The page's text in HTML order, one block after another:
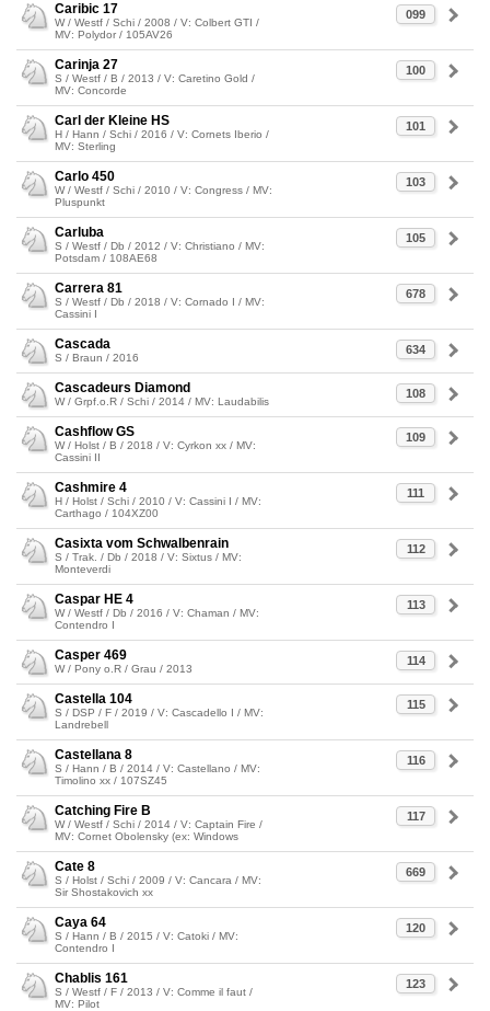
099
Caribic 17
W / Westf / Schi / 2008 / V: Colbert GTI /
MV: Polydor / 105AV26
100
Carinja 27
S / Westf / B / 2013 / V: Caretino Gold /
MV: Concorde
101
Carl der Kleine HS
H / Hann / Schi / 2016 / V: Cornets Iberio /
MV: Sterling
103
Carlo 450
W / Westf / Schi / 2010 / V: Congress / MV:
Pluspunkt
105
Carluba
S / Westf / Db / 2012 / V: Christiano / MV:
Potsdam / 108AE68
678
Carrera 81
S / Westf / Db / 2018 / V: Cornado I / MV:
Cassini I
634
Cascada
S / Braun / 2016
108
Cascadeurs Diamond
W / Grpf.o.R / Schi / 2014 / MV: Laudabilis
109
Cashflow GS
W / Holst / B / 2018 / V: Cyrkon xx / MV:
Cassini II
111
Cashmire 4
H / Holst / Schi / 2010 / V: Cassini I / MV:
Carthago / 104XZ00
112
Casixta vom Schwalbenrain
S / Trak. / Db / 2018 / V: Sixtus / MV:
Monteverdi
113
Caspar HE 4
W / Westf / Db / 2016 / V: Chaman / MV:
Contendro I
114
Casper 469
W / Pony o.R / Grau / 2013
115
Castella 104
S / DSP / F / 2019 / V: Cascadello I / MV:
Landrebell
116
Castellana 8
S / Hann / B / 2014 / V: Castellano / MV:
Timolino xx / 107SZ45
117
Catching Fire B
W / Westf / Schi / 2014 / V: Captain Fire /
MV: Cornet Obolensky (ex: Windows
669
Cate 8
S / Holst / Schi / 2009 / V: Cancara / MV:
Sir Shostakovich xx
120
Caya 64
S / Hann / B / 2015 / V: Catoki / MV:
Contendro I
123
Chablis 161
S / Westf / F / 2013 / V: Comme il faut /
MV: Pilot